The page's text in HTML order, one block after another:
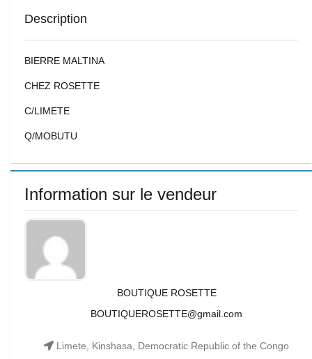
Description
BIERRE MALTINA
CHEZ ROSETTE
C/LIMETE
Q/MOBUTU
Information sur le vendeur
BOUTIQUE ROSETTE
BOUTIQUEROSETTE@gmail.com
Limete, Kinshasa, Democratic Republic of the Congo